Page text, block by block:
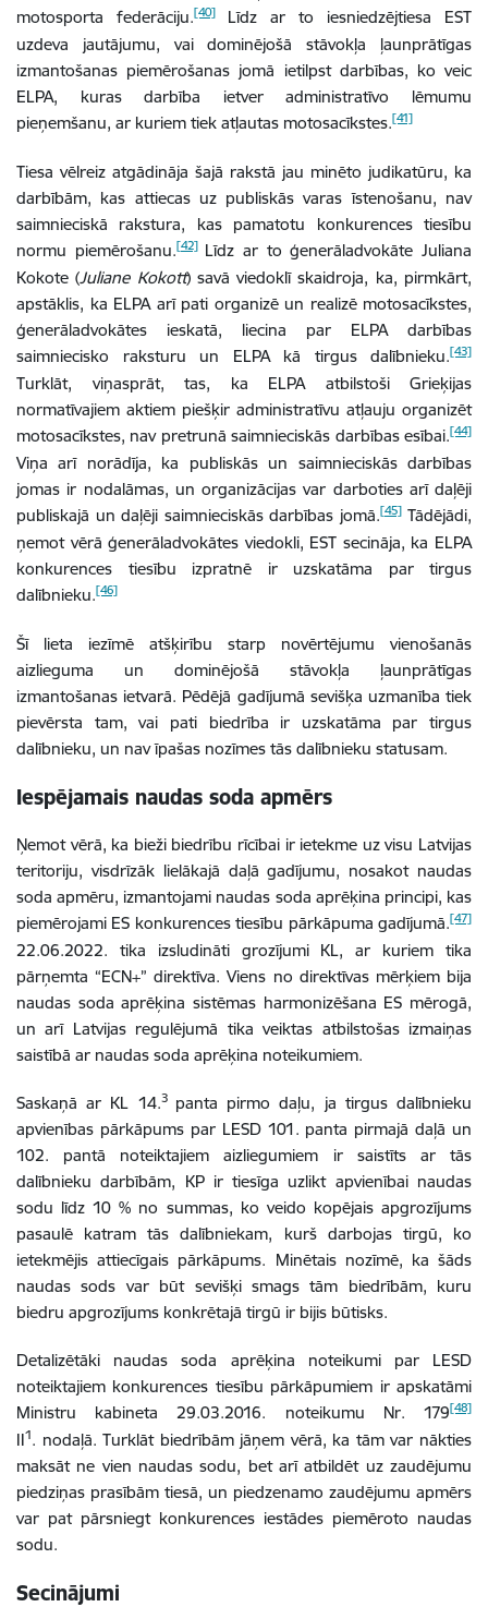
motosporta federāciju.[40]
Līdz ar to iesniedzējtiesa EST
uzdeva jautājumu, vai dominējošā stāvokļa ļaunprātīgas
izmantošanas piemērošanas jomā ietilpst darbības, ko veic
ELPA, kuras darbība ietver administratīvo lēmumu
pieņemšanu, ar kuriem tiek atļautas motosacīkstes.[41]
Tiesa vēlreiz atgādināja šajā rakstā jau minēto judikatūru, ka
darbībām, kas attiecas uz publiskās varas īstenošanu, nav
saimnieciskā rakstura, kas pamatotu konkurences tiesību
normu piemērošanu.[42] Līdz ar to ģenerāladvokāte Juliana
Kokote (Juliane Kokott) savā viedoklī skaidroja, ka, pirmkārt,
apstāklis, ka ELPA arī pati organizē un realizē motosacīkstes,
ģenerāladvokātes ieskatā, liecina par ELPA darbības
saimniecisko raksturu un ELPA kā tirgus dalībnieku.[43]
Turklāt, viņasprāt, tas, ka ELPA atbilstoši Grieķijas
normatīvajiem aktiem piešķir administratīvu atļauju organizēt
motosacīkstes, nav pretrunā saimnieciskās darbības esībai.[44]
Viņa arī norādīja, ka publiskās un saimnieciskās darbības
jomas ir nodalāmas, un organizācijas var darboties arī daļēji
publiskajā un daļēji saimnieciskās darbības jomā.[45]Tādējādi,
ņemot vērā ģenerāladvokātes viedokli, EST secināja, ka ELPA
konkurences tiesību izpratnē ir uzskatāma par tirgus
dalībnieku.[46]
Šī lieta iezīmē atšķirību starp novērtējumu vienošanās
aizlieguma un dominējošā stāvokļa ļaunprātīgas
izmantošanas ietvarā. Pēdējā gadījumā sevišķa uzmanība tiek
pievērsta tam, vai pati biedrība ir uzskatāma par tirgus
dalībnieku, un nav īpašas nozīmes tās dalībnieku statusam.
Iespējamais naudas soda apmērs
Ņemot vērā, ka bieži biedrību rīcībai ir ietekme uz visu Latvijas
teritoriju, visdrīzāk lielākajā daļā gadījumu, nosakot naudas
soda apmēru, izmantojami naudas soda aprēķina principi, kas
piemērojami ES konkurences tiesību pārkāpuma gadījumā.[47]
22.06.2022. tika izsludināti grozījumi KL, ar kuriem tika
pārņemta “ECN+” direktīva. Viens no direktīvas mērķiem bija
naudas soda aprēķina sistēmas harmonizēšana ES mērogā,
un arī Latvijas regulējumā tika veiktas atbilstošas izmaiņas
saistībā ar naudas soda aprēķina noteikumiem.
Saskaņā ar KL 14.3 panta pirmo daļu, ja tirgus dalībnieku
apvienības pārkāpums par LESD 101. panta pirmajā daļā un
102. pantā noteiktajiem aizliegumiem ir saistīts ar tās
dalībnieku darbībām, KP ir tiesīga uzlikt apvienībai naudas
sodu līdz 10 % no summas, ko veido kopējais apgrozījums
pasaulē katram tās dalībniekam, kurš darbojas tirgū, ko
ietekmējis attiecīgais pārkāpums. Minētais nozīmē, ka šāds
naudas sods var būt sevišķi smags tām biedrībām, kuru
biedru apgrozījums konkrētajā tirgū ir bijis būtisks.
Detalizētāki naudas soda aprēķina noteikumi par LESD
noteiktajiem konkurences tiesību pārkāpumiem ir apskatāmi
Ministru kabineta 29.03.2016. noteikumu Nr. 179[48]
II1. nodaļā. Turklāt biedrībām jāņem vērā, ka tām var nākties
maksāt ne vien naudas sodu, bet arī atbildēt uz zaudējumu
piedziņas prasībām tiesā, un piedzenamo zaudējumu apmērs
var pat pārsniegt konkurences iestādes piemēroto naudas
sodu.
Secinājumi